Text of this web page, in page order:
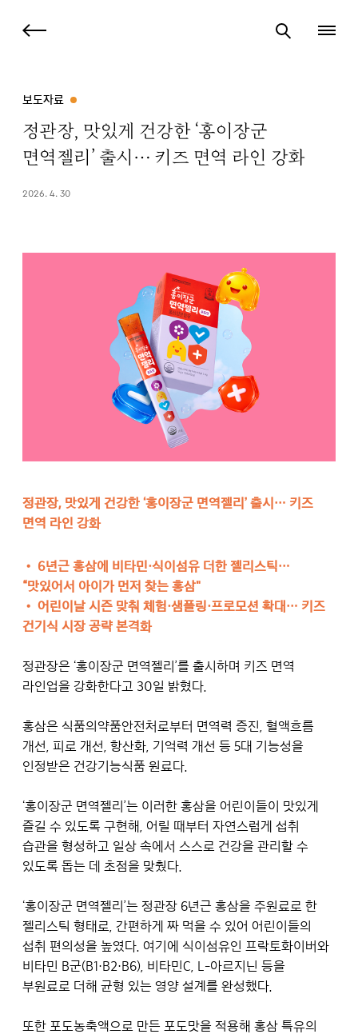
보도자료
정관장, 맛있게 건강한 ‘홍이장군
면역젤리’ 출시… 키즈 면역 라인 강화
2026. 4. 30
정관장, 맛있게 건강한 ‘홍이장군 면역젤리’ 출시… 키즈
면역 라인 강화
• 6년근 홍삼에 비타민·식이섬유 더한 젤리스틱…
“맛있어서 아이가 먼저 찾는 홍삼"
• 어린이날 시즌 맞춰 체험·샘플링·프로모션 확대… 키즈
건기식 시장 공략 본격화
정관장은 ‘홍이장군 면역젤리’를 출시하며 키즈 면역
라인업을 강화한다고 30일 밝혔다.
홍삼은 식품의약품안전처로부터 면역력 증진, 혈액흐름
개선, 피로 개선, 항산화, 기억력 개선 등 5대 기능성을
인정받은 건강기능식품 원료다.
‘홍이장군 면역젤리’는 이러한 홍삼을 어린이들이 맛있게
즐길 수 있도록 구현해, 어릴 때부터 자연스럽게 섭취
습관을 형성하고 일상 속에서 스스로 건강을 관리할 수
있도록 돕는 데 초점을 맞췄다.
‘홍이장군 면역젤리’는 정관장 6년근 홍삼을 주원료로 한
젤리스틱 형태로, 간편하게 짜 먹을 수 있어 어린이들의
섭취 편의성을 높였다. 여기에 식이섬유인 프락토화이버와
비타민 B군(B1·B2·B6), 비타민C, L-아르지닌 등을
부원료로 더해 균형 있는 영양 설계를 완성했다.
또한 포도농축액으로 만든 포도맛을 적용해 홍삼 특유의